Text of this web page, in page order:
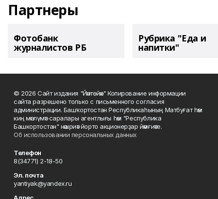
Партнеры
Фотобанк
журналистов РБ
Рубрика "Еда и
напитки"
© 2026 Сайт издания "Йәнтөйәк" Копирование информации
сайта разрешено только с письменного согласия
администрации. Башҡортостан Республикаһының Матбуғат һәм
киң мәғлүмәт саралары агентлығы һәм "Республика
Башкортостан" нәшриәт йорто акционерҙар йәмғиәте.
Об использовании персональных данных
Телефон
8(34771) 2-18-50
Эл. почта
yantiyak@yandex.ru